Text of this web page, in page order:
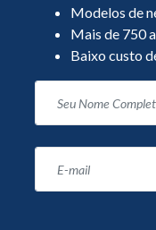
Modelos de
Mais de 750
Baixo custo